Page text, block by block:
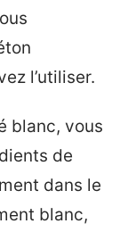
l’utiliser.
blanc, vous
de
dans le
blanc,